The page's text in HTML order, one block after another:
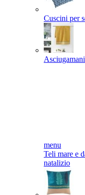
Cuscini per
menu
Teli mare e
natalizio